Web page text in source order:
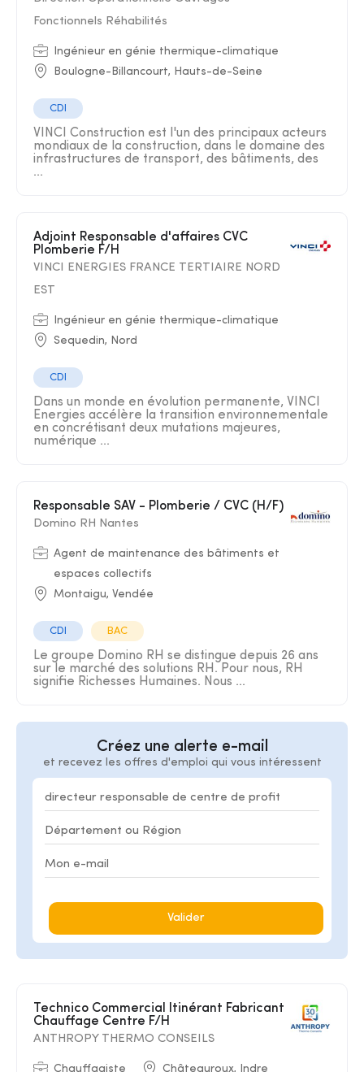
Fonctionnels Réhabilités
Ingénieur en génie thermique-climatique
Boulogne-Billancourt, Hauts-de-Seine
CDI
VINCI Construction est l'un des principaux acteurs
mondiaux de la construction, dans le domaine des
infrastructures de transport, des bâtiments, des
...
Adjoint Responsable d'affaires CVC
Plomberie F/H
VINCI ENERGIES FRANCE TERTIAIRE NORD
EST
Ingénieur en génie thermique-climatique
Sequedin, Nord
CDI
Dans un monde en évolution permanente, VINCI
Energies accélère la transition environnementale
en concrétisant deux mutations majeures,
numérique ...
Responsable SAV - Plomberie / CVC (H/F)
Domino RH Nantes
Agent de maintenance des bâtiments et
espaces collectifs
Montaigu, Vendée
CDI BAC
Le groupe Domino RH se distingue depuis 26 ans
sur le marché des solutions RH. Pour nous, RH
signifie Richesses Humaines. Nous ...
Créez une alerte e-mail
et recevez les offres d'emploi qui vous intéressent
Valider
Chauffage Centre F/H
ANTHROPY THERMO CONSEILS
Chauffagiste Châteauroux, Indre